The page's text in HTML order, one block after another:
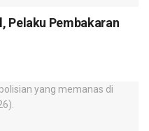
Pelaku Pembakaran